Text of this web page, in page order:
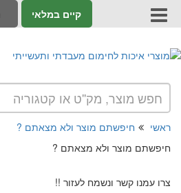
קיים במלאי
ראשי
חיפשתם מוצר ולא מצאתם ?
חיפשתם מוצר ולא מצאתם ?
צרו עמנו קשר ונשמח לעזור !!